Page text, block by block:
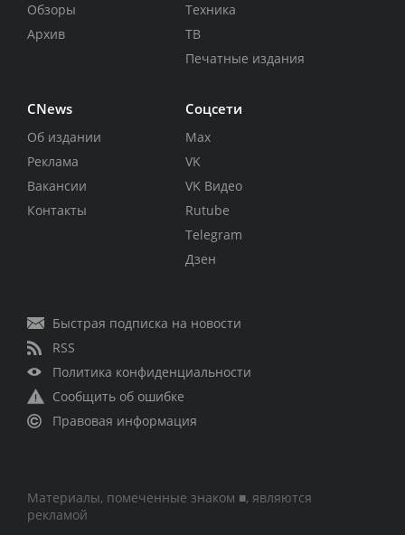
Обзоры
Архив
Техника
ТВ
Печатные издания
CNews
Об издании
Реклама
Вакансии
Контакты
Соцсети
Max
VK
VK Видео
Rutube
Telegram
Дзен
Быстрая подписка на новости
RSS
Политика конфиденциальности
Сообщить об ошибке
Правовая информация
Материалы, помеченные знаком ■, являются
рекламой